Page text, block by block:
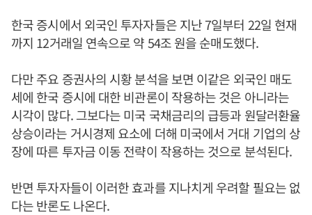
한국 증시에서 외국인 투자자들은 지난 7일부터 22일 현재
까지 12거래일 연속으로 약 54조 원을 순매도했다.
다만 주요 증권사의 시황 분석을 보면 이같은 외국인 매도
세에 한국 증시에 대한 비관론이 작용하는 것은 아니라는
시각이 많다. 그보다는 미국 국채금리의 급등과 원달러환율
상승이라는 거시경제 요소에 더해 미국에서 거대 기업의 상
장에 따른 투자금 이동 전략이 작용하는 것으로 분석된다.
반면 투자자들이 이러한 효과를 지나치게 우려할 필요는 없
다는 반론도 나온다.